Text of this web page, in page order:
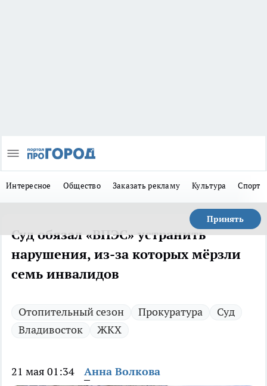
Интересное Общество Заказать рекламу Культура Спорт
Принять
Суд обязал «ВПЭС» устранить
нарушения, из-за которых мёрзли
семь инвалидов
Отопительный сезон Прокуратура
Суд
Владивосток
ЖКХ
21 мая 01:34 Анна Волкова